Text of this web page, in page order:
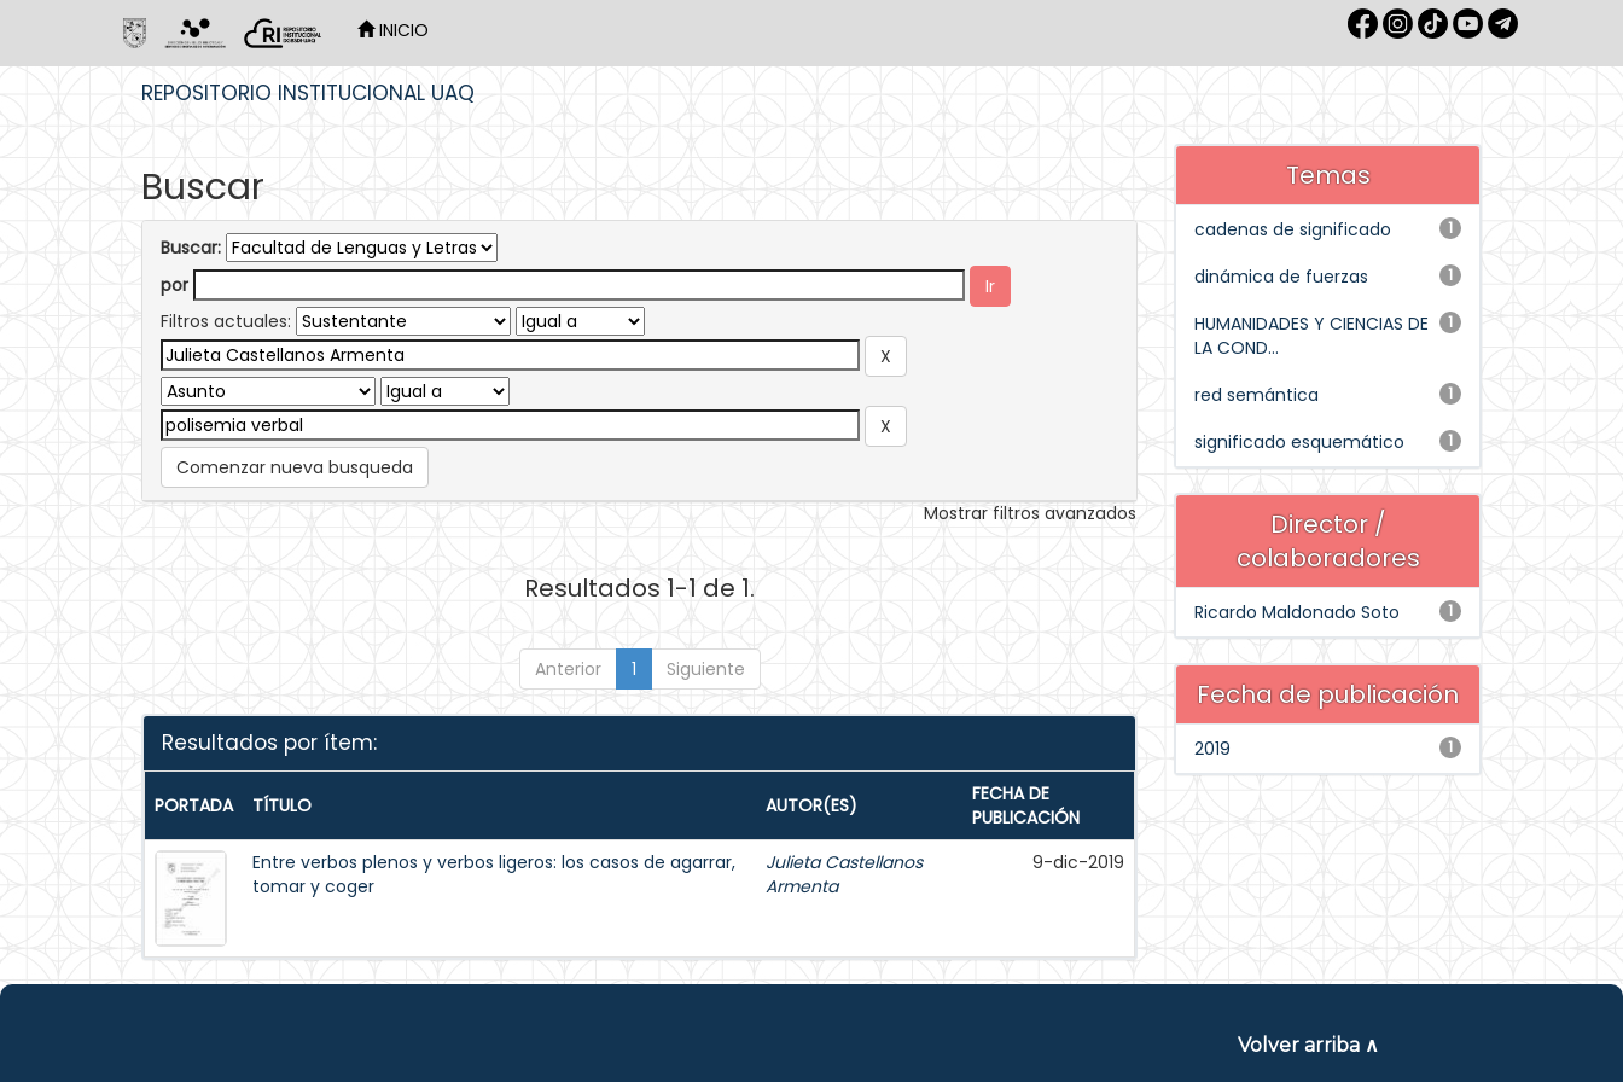
INICIO
REPOSITORIO INSTITUCIONAL UAQ
Buscar
Buscar:
por
Filtros actuales:
Comenzar nueva busqueda
Mostrar filtros avanzados
Resultados 1-1 de 1.
Anterior 1 Siguiente
Resultados por ítem:
PORTADA TÍTULO AUTOR(ES)
FECHA DE
PUBLICACIÓN
Entre verbos plenos y verbos ligeros: los casos de agarrar,
tomar y coger
Julieta Castellanos
Armenta
9-dic-2019
Temas
1
cadenas de significado
1
dinámica de fuerzas
1
HUMANIDADES Y CIENCIAS DE
LA COND...
1
red semántica
1
significado esquemático
Director /
colaboradores
1
Ricardo Maldonado Soto
Fecha de publicación
1
2019
Volver arriba ∧